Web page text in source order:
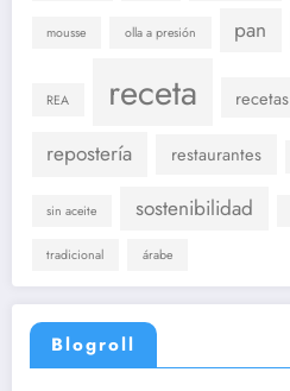
mousse olla a presión pan
REA receta recetas
repostería
restaurantes
sin aceite sostenibilidad
tradicional árabe
Blogroll